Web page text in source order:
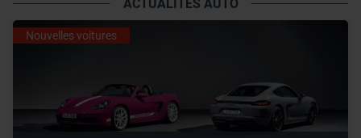
ACTUALITÉS AUTO
Nouvelles voitures